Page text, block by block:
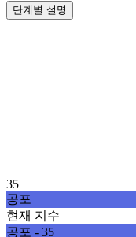
단계별 설명
35
공포
현재 지수
공포 - 35